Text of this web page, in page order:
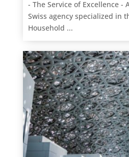
- The Service of Excellence -
Swiss agency specialized in
Household ...